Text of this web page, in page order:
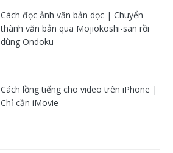
Cách đọc ảnh văn bản dọc | Chuyển
thành văn bản qua Mojiokoshi-san rồi
dùng Ondoku
Cách lồng tiếng cho video trên iPhone |
Chỉ cần iMovie